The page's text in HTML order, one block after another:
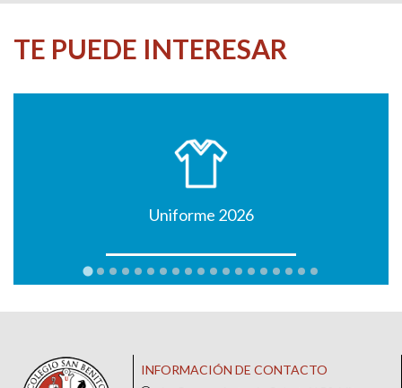
TE PUEDE INTERESAR
Uniforme 2026
INFORMACIÓN DE CONTACTO